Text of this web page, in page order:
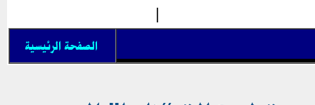
|
الصفحة الرئيسية